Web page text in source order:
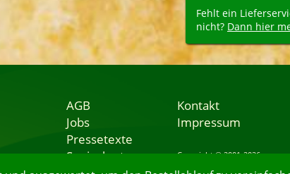
Fehlt ein
nicht? Dann hier
AGB
Jobs
Pressetexte
Speisekarten
Kontakt
Impressum
Copyright © 2001-2026